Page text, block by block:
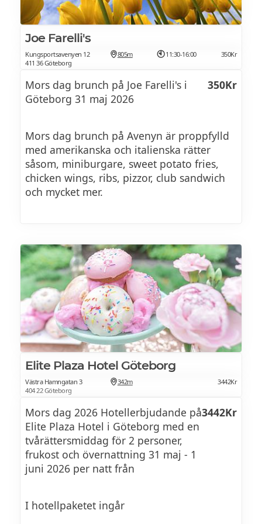
Blandade rätter
KYCKLING & VÅFFLA (ECC) 185 kr
med chilikräm och vispat brynt smör med
lönnsirap
på surdegsbröd med pastrami, oxbringa,
surkål, jalapeño-majonnäs och Comté
picklad schalottenlök
SOCCA 175 kr
kikärtspannkaka med pesto på mandel,
bakad tomat och Comté
Råbiff
med tryffelmajonnäs, yuzu-picklad
jordärtskocka och riven Comté
Mindre rätter
Kallrökt lax 65 kr
Joe Farelli's
Kungsportsavenyen 12
411 36 Göteborg
805m 11:30-16:00 350Kr
Mors dag brunch på Joe Farelli's i
Göteborg 31 maj 2026
350Kr
Mors dag brunch på Avenyn är proppfylld
med amerikanska och italienska rätter
såsom, miniburgare, sweet potato fries,
chicken wings, ribs, pizzor, club sandwich
och mycket mer.
Elite Plaza Hotel Göteborg
Västra Hamngatan 3
404 22 Göteborg
342m 3442Kr
Mors dag 2026 Hotellerbjudande på
Elite Plaza Hotel i Göteborg med en
tvårättersmiddag för 2 personer,
frukost och övernattning 31 maj - 1
juni 2026 per natt från
3442Kr
I hotellpaketet ingår